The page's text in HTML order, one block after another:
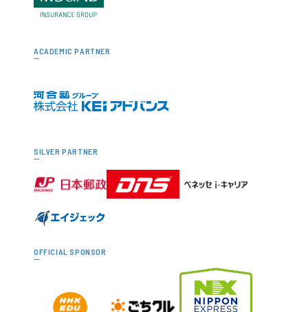
ACADEMIC PARTNER
SILVER PARTNER
OFFICIAL SPONSOR